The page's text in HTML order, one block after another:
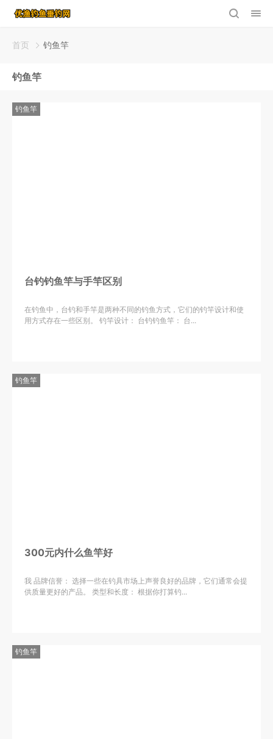
首页 钓鱼竿
钓鱼竿
钓鱼竿
台钓钓鱼竿与手竿区别
在钓鱼中，台钓和手竿是两种不同的钓鱼方式，它们的钓竿设计和使
用方式存在一些区别。 钓竿设计： 台钓钓鱼竿： 台...
钓鱼竿
300元内什么鱼竿好
我 品牌信誉： 选择一些在钓具市场上声誉良好的品牌，它们通常会提
供质量更好的产品。 类型和长度： 根据你打算钓...
钓鱼竿